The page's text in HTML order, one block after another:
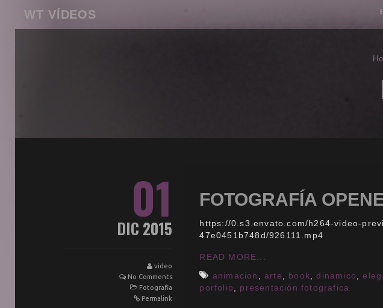
WT VÍDEOS
01
DIC 2015
video
No Comments
Fotografia
Permalink
FOTOGRAFÍA
https://0.s3.envato.com/h264-video-
47e0451b748d/926111.mp4
READ MORE...
animacion
arte book ,dinamico ,
porfolio
presentación fotografica